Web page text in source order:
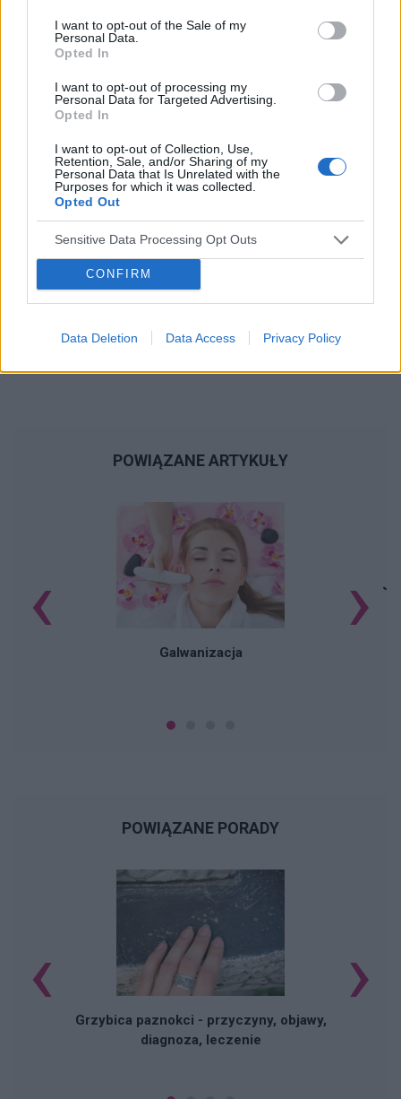
I want to opt-out of the Sale of my
Personal Data.
Opted In
I want to opt-out of processing my
Personal Data for Targeted Advertising.
Opted In
I want to opt-out of Collection, Use,
Retention, Sale, and/or Sharing of my
Personal Data that Is Unrelated with the
Purposes for which it was collected.
Opted Out
Sensitive Data Processing Opt Outs
CONFIRM
Data Deletion Data Access Privacy Policy
się z takimi objawami. Pozdrawiam.
Tematy zmiany skórne pielęgnacja
oparzenia skórne
POWIĄZANE ARTYKUŁY
Galwanizacja
‹ ›
POWIĄZANE PORADY
Grzybica paznokci - przyczyny, objawy,
diagnoza, leczenie
‹ ›